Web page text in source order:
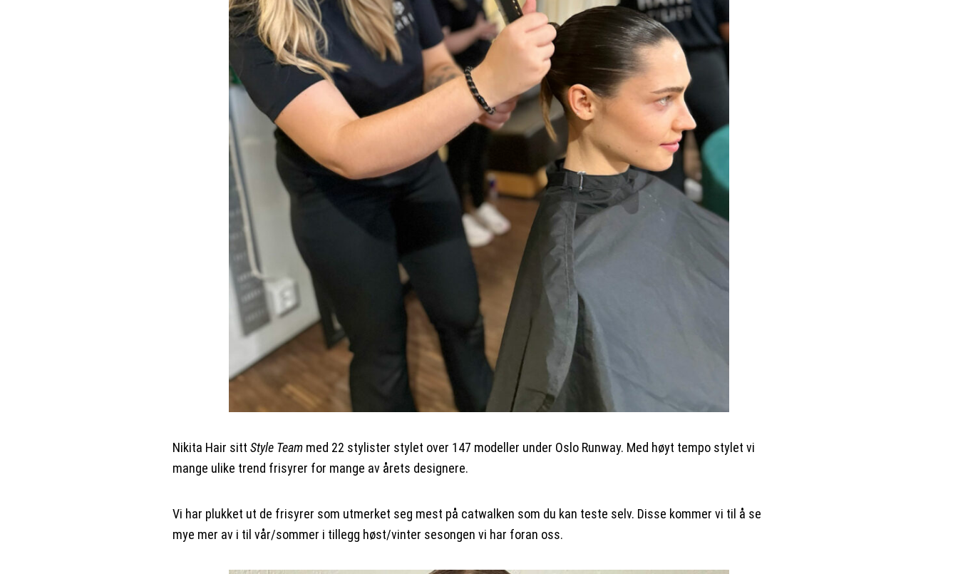
Nikita Hair sitt Style Team med 22 stylister stylet over 147 modeller under Oslo Runway. Med høyt tempo stylet vi
mange ulike trend frisyrer for mange av årets designere.
Vi har plukket ut de frisyrer som utmerket seg mest på catwalken som du kan teste selv. Disse kommer vi til å se
mye mer av i til vår/sommer i tillegg høst/vinter sesongen vi har foran oss.